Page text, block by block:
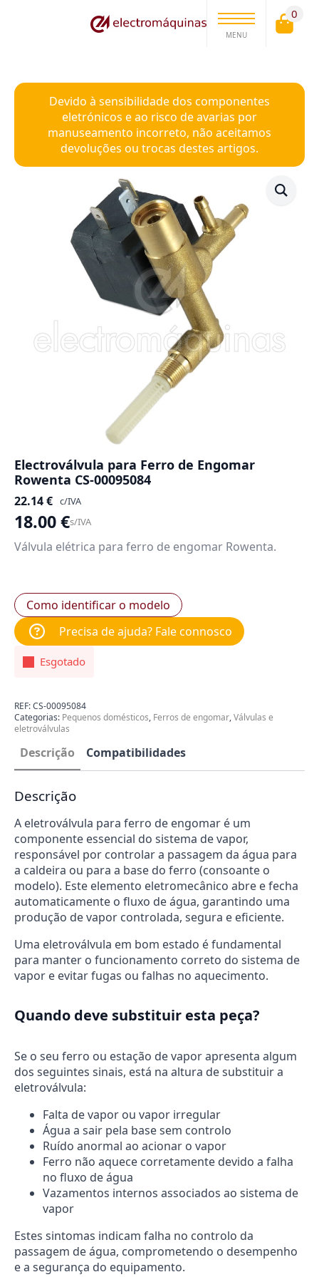
MENU
0
Devido à sensibilidade dos componentes
eletrónicos e ao risco de avarias por
manuseamento incorreto, não aceitamos
devoluções ou trocas destes artigos.
Electroválvula para Ferro de Engomar
Rowenta CS-00095084
22.14€ c/IVA
18.00€s/IVA
Válvula elétrica para ferro de engomar Rowenta.
Como identificar o modelo
Precisa de ajuda? Fale connosco
Esgotado
REF:CS-00095084
Categorias: Pequenos domésticos, Ferros de engomar,Válvulas e
eletroválvulas
Descrição Compatibilidades
Descrição
A eletroválvula para ferro de engomar é um
componente essencial do sistema de vapor,
responsável por controlar a passagem da água para
a caldeira ou para a base do ferro (consoante o
modelo). Este elemento eletromecânico abre e fecha
automaticamente o fluxo de água, garantindo uma
produção de vapor controlada, segura e eficiente.
Uma eletroválvula em bom estado é fundamental
para manter o funcionamento correto do sistema de
vapor e evitar fugas ou falhas no aquecimento.
Quando deve substituir esta peça?
Se o seu ferro ou estação de vapor apresenta algum
dos seguintes sinais, está na altura de substituir a
eletroválvula:
Falta de vapor ou vapor irregular
Água a sair pela base sem controlo
Ruído anormal ao acionar o vapor
Ferro não aquece corretamente devido a falha
no fluxo de água
Vazamentos internos associados ao sistema de
vapor
Estes sintomas indicam falha no controlo da
passagem de água, comprometendo o desempenho
e a segurança do equipamento.